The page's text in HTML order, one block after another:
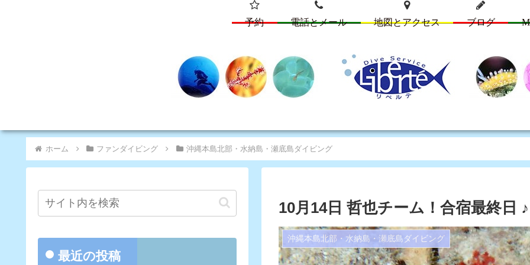
予約 電話とメール 地図とアクセス ブログ
ホーム ファンダイビング 沖縄本島北部・水納島・瀬底島ダイビング
10月14日 哲也チーム！合宿最終日 ♪
沖縄本島北部・水納島・瀬底島ダイビング
最近の投稿